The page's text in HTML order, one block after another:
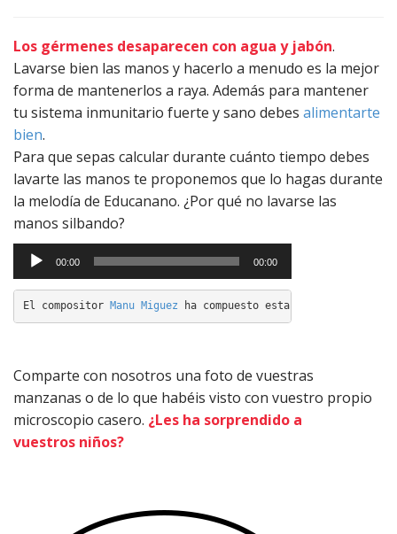
Los gérmenes desaparecen con agua y jabón.
Lavarse bien las manos y hacerlo a menudo es la mejor
forma de mantenerlos a raya. Además para mantener
tu sistema inmunitario fuerte y sano debes alimentarte
bien.
Para que sepas calcular durante cuánto tiempo debes
lavarte las manos te proponemos que lo hagas durante
la melodía de Educanano. ¿Por qué no lavarse las
manos silbando?
Reproductor
de
audio
00:00 00:00
El compositor Manu Miguez ha compuesto esta canción para
Comparte con nosotros una foto de vuestras
manzanas o de lo que habéis visto con vuestro propio
microscopio casero. ¿Les ha sorprendido a
vuestros niños?